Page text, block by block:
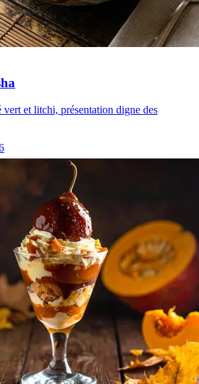
et litchi, présentation digne des